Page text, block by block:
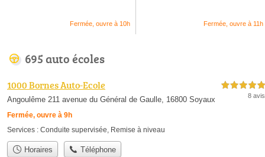
Fermée, ouvre à 10h Fermée, ouvre à 11h
695 auto écoles
1000 Bornes Auto-Ecole
Angoulême 211 avenue du Général de Gaulle, 16800 Soyaux
Fermée, ouvre à 9h
5,0 étoiles sur 5
8 avis
Services : Conduite supervisée, Remise à niveau
Horaires Téléphone